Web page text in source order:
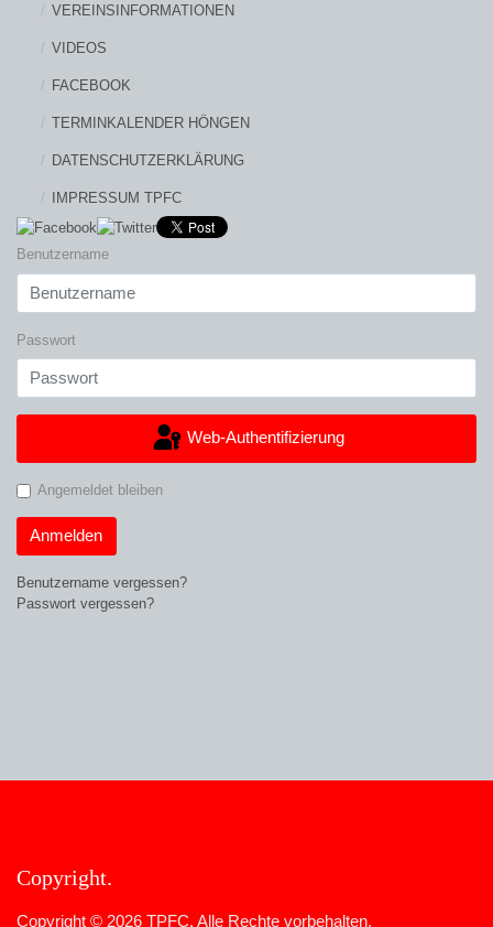
VEREINSINFORMATIONEN
VIDEOS
FACEBOOK
TERMINKALENDER HÖNGEN
DATENSCHUTZERKLÄRUNG
IMPRESSUM TPFC
Benutzername
Passwort
Web-Authentifizierung
Angemeldet bleiben
Anmelden
Benutzername vergessen?
Passwort vergessen?
Copyright
Copyright © 2026 TPFC. Alle Rechte vorbehalten.